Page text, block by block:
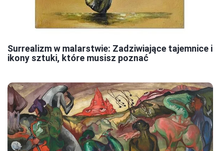
Surrealizm w malarstwie: Zadziwiające tajemnice i
ikony sztuki, które musisz poznać